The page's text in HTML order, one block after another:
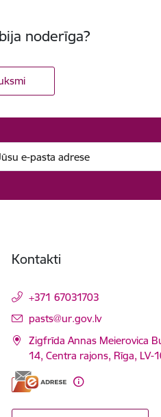
noderīga?
Kontakti
+371 67031703
E-pasts:
pasts@ur.gov.lv
Zigfrīda Annas Meierovica
14, Centra rajons, Rīga, LV-